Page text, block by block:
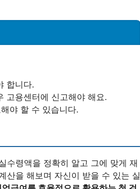
합니다.
고용센터에 신고해야 해요.
야 할 수 있습니다.
수령액을 정확히 알고 그에 맞게 재
산을 해보며 자신이 받을 수 있는 실